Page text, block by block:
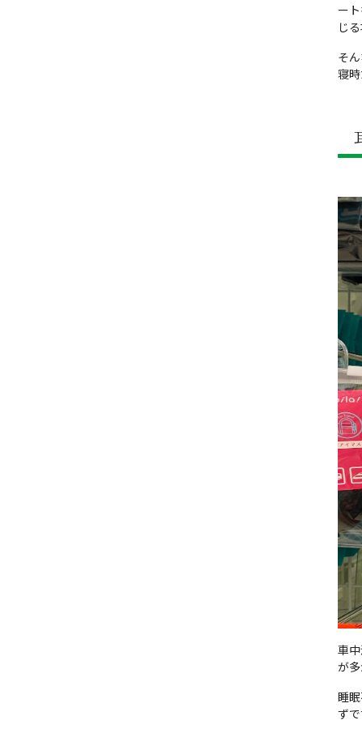
ー
じ
そ
寝
車
が
睡
ず